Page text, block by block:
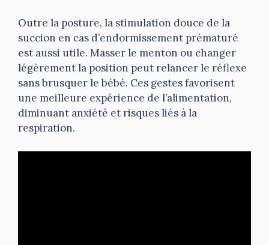
Outre la posture, la stimulation douce de la
succion en cas d’endormissement prématuré
est aussi utile. Masser le menton ou changer
légèrement la position peut relancer le réflexe
sans brusquer le bébé. Ces gestes favorisent
une meilleure expérience de l’alimentation,
diminuant anxiété et risques liés à la
respiration.